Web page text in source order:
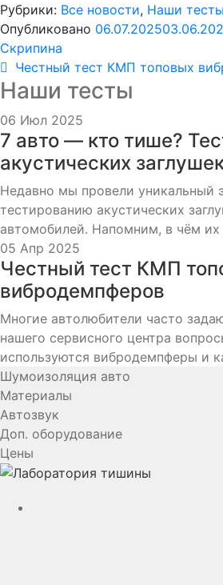
Рубрики: Все новости, Наши тесты
Опубликовано 06.07.2025
Скрипина
Навигация
по
записям
Предыдущая
запись:
Честный тест КМП топовых
Наши тесты
06 Июл 2025
7 авто — кто тише?
акустических
Недавно мы провели уникальный
тестированию акустических
автомобилей. Напомним, в чём их
05 Апр 2025
Честный тест КМП
вибродемпферов
Многие автолюбители часто
нашего сервисного центра
используются вибродемпферы и
Шумоизоляция авто
Материалы
Автозвук
Доп. оборудование
Цены